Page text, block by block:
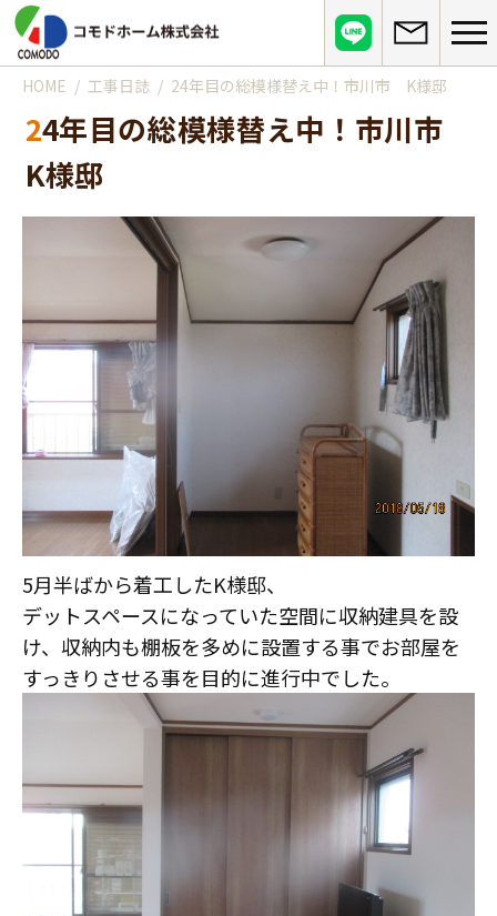
コモドホームについて
コモドホームの特長
リピート率70%超の理由
挑戦！地域No.1
コモドホームの実績
実績マンションリスト
お役立ち情報
リフォームに役立つ情報
はじめてのリフォーム
リフォームに必要な知識
リフォームにかかる費用
リフォームの流れ
よくある質問
メディア紹介
介護保険適用の住宅改修について
インフォメーション
会社概要
政府や行政への登録情報
店舗情報
スタッフ紹介
職人募集
お問い合わせ
HOME 工事日誌 24年目の総模様替え中！市川市 K様邸
24年目の総模様替え中！市川市
K様邸
5月半ばから着工したK様邸、
デットスペースになっていた空間に収納建具を設
け、収納内も棚板を多めに設置する事でお部屋を
すっきりさせる事を目的に進行中でした。